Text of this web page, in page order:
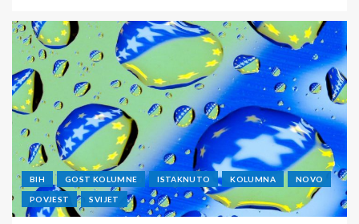
BIH GOST KOLUMNE ISTAKNUTO KOLUMNA NOVO
POVJEST SVIJET